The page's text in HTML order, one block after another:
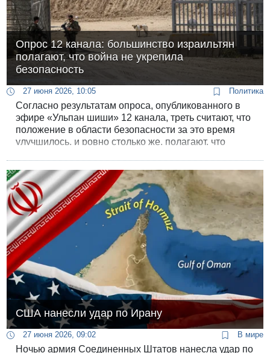
Опрос 12 канала: большинство израильтян
полагают, что война не укрепила
безопасность
27 июня 2026, 10:05 Политика
Согласно результатам опроса, опубликованного в
эфире «Ульпан шиши» 12 канала, треть считают, что
положение в области безопасности за это время
улучшилось, и ровно столько же, полагают, что
США нанесли удар по Ирану
27 июня 2026, 09:02 В мире
Ночью армия Соединенных Штатов нанесла удар по